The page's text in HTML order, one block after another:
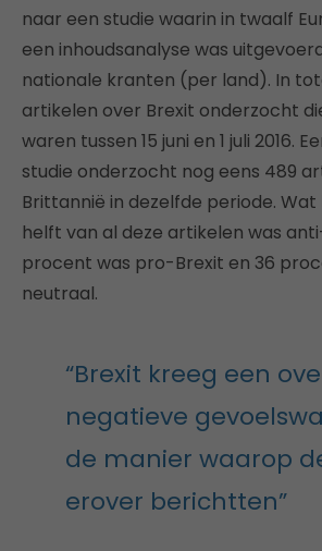
naar een studie waarin in twaalf
een inhoudsanalyse was
nationale kranten (per land). In
artikelen over Brexit onderzocht
waren tussen 15 juni en 1 juli 2016.
studie onderzocht nog eens 489
Brittannië in dezelfde periode. Wat
helft van al deze artikelen was
procent was pro-Brexit en 36
neutraal.
“Brexit kreeg een
negatieve
de manier waarop
erover berichtten”